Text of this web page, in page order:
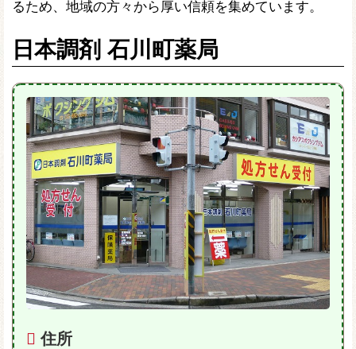
るため、地域の方々から厚い信頼を集めています。
日本調剤 石川町薬局
住所